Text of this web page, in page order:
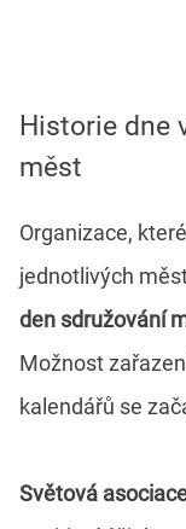
Historie dne
měst
Organizace,
jednotlivých
den sdružování
Možnost
kalendářů se
Světová